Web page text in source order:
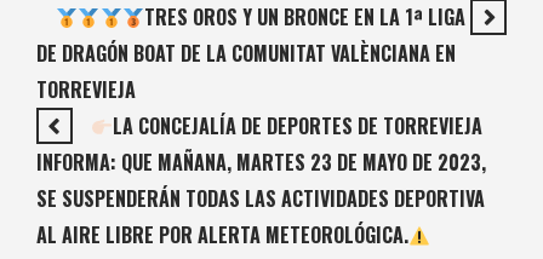
TRES OROS Y UN BRONCE EN LA 1ª LIGA
DE DRAGÓN BOAT DE LA COMUNITAT VALÈNCIANA EN
TORREVIEJA
LA CONCEJALÍA DE DEPORTES DE TORREVIEJA
INFORMA: QUE MAÑANA, MARTES 23 DE MAYO DE 2023,
SE SUSPENDERÁN TODAS LAS ACTIVIDADES DEPORTIVA
AL AIRE LIBRE POR ALERTA METEOROLÓGICA.